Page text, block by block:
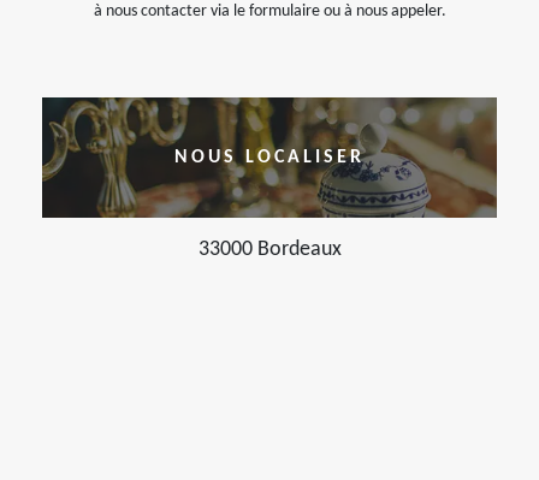
à nous contacter via le formulaire ou à nous appeler.
NOUS LOCALISER
33000 Bordeaux